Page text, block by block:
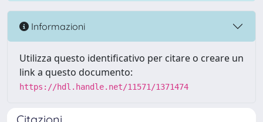
Informazioni
Utilizza questo identificativo per citare o creare un
link a questo documento:
https://hdl.handle.net/11571/1371474